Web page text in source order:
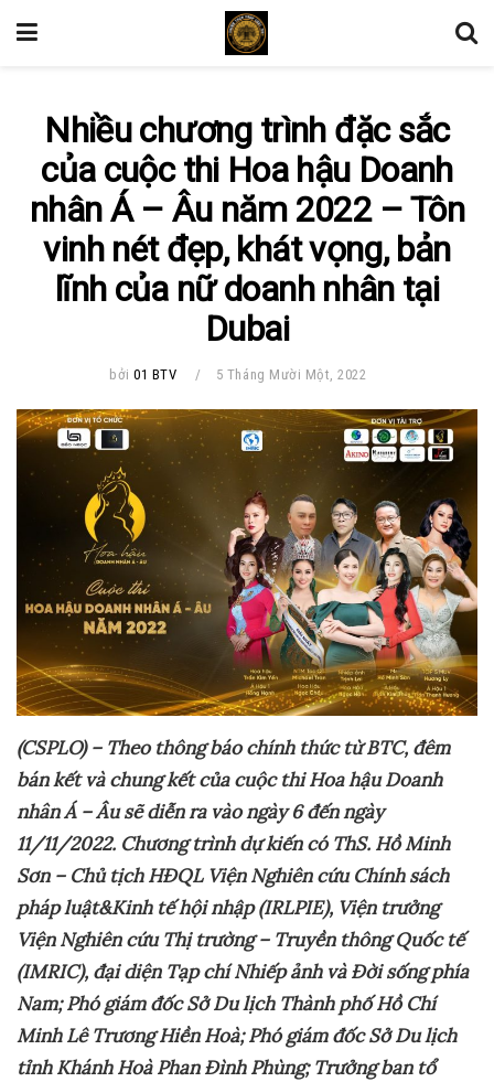
Nhiều chương trình đặc sắc
của cuộc thi Hoa hậu Doanh
nhân Á – Âu năm 2022 – Tôn
vinh nét đẹp, khát vọng, bản
lĩnh của nữ doanh nhân tại
Dubai
bởi 01 BTV 5 Tháng Mười Một, 2022
(CSPLO) – Theo thông báo chính thức từ BTC, đêm
bán kết và chung kết của cuộc thi Hoa hậu Doanh
nhânÁ – Âusẽ diễn ra vào ngày6 đến ngày
11/11/2022. Chương trình dự kiến có ThS. Hồ Minh
Sơn – Chủ tịch HĐQL Viện Nghiên cứu Chính sách
pháp luật&Kinh tế hội nhập (IRLPIE), Viện trưởng
Viện Nghiên cứu Thị trường – Truyền thông Quốc tế
(IMRIC), đại diện Tạp chí Nhiếp ảnh và Đời sống phía
Nam;Phógiám đốc SởDu lịch Thành phố Hồ Chí
Minh Lê Trương Hiền Hoà; Phó giám đốc SởDu lịch
tỉnh Khánh Hoà Phan Đình Phùng;Trưởng ban tổ